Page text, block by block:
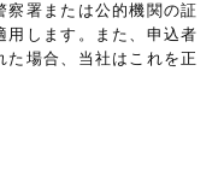
察署または公的機関の証
用します。また、申込者
た場合、当社はこれを正